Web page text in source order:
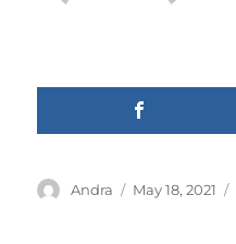
Author
Andra
Posted
May 18, 2021